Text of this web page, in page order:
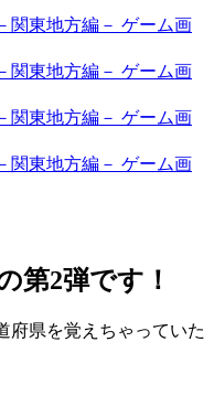
第2弾です！
県を覚えちゃっていた